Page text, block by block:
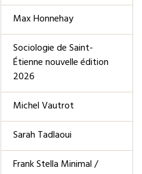
Max Honnehay
Sociologie de Saint-
Étienne nouvelle édition
2026
Michel Vautrot
Sarah Tadlaoui
Frank Stella Minimal /